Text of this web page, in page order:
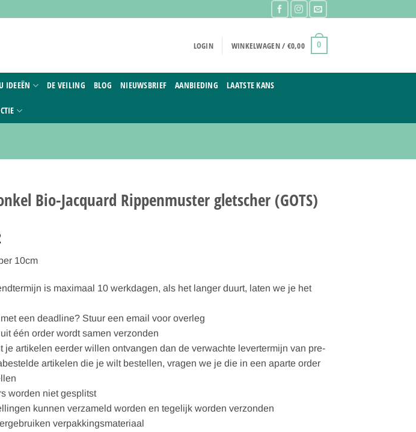
LOGIN WINKELWAGEN / €0,00 0
IDEEËN DE VEILING BLOG NIEUWSBRIEF AANBIEDING LAATSTE KANS
Bio-Jacquard Rippenmuster gletscher (GOTS)
10cm
is maximaal 10 werkdagen, als het langer duurt, laten we je het
een deadline? Stuur een email voor overleg
één order wordt samen verzonden
je artikelen eerder willen ontvangen dan de verwachte levertermijn van pre-
artikelen die je wilt bestellen, vragen we je die in een aparte order
worden niet gesplitst
kunnen verzameld worden en tegelijk worden verzonden
verpakkingsmateriaal